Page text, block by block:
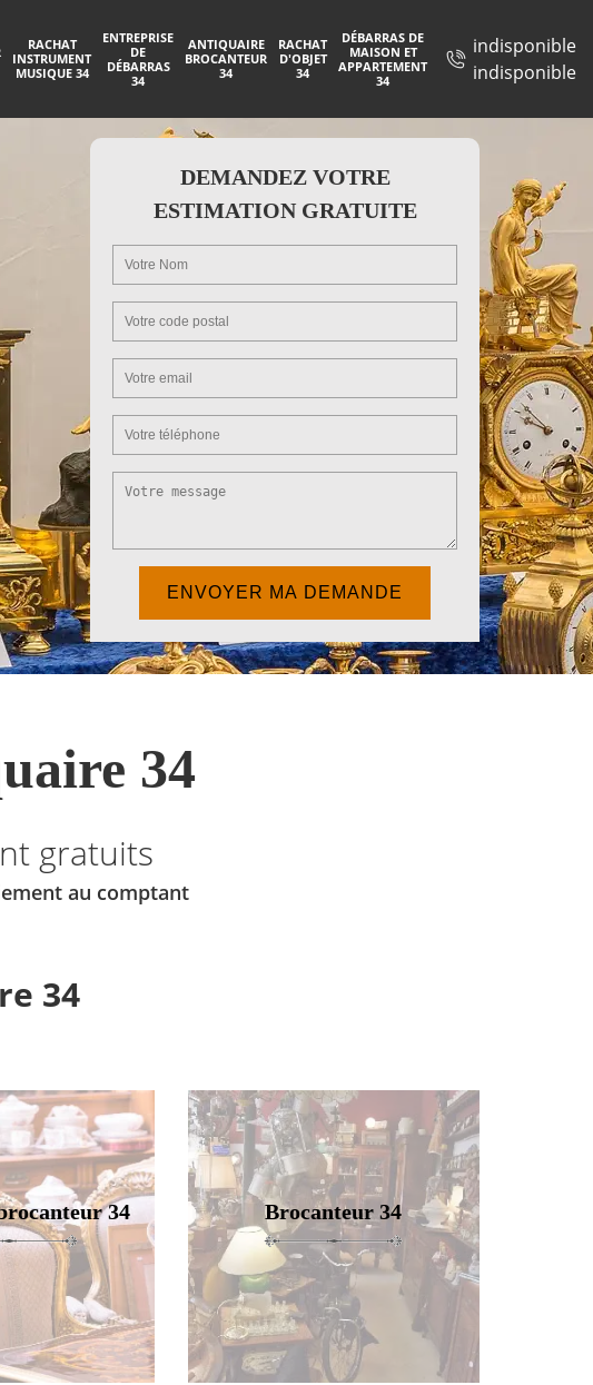
RACHAT
INSTRUMENT
MUSIQUE 34
ENTREPRISE
DE
DÉBARRAS
34
ANTIQUAIRE
BROCANTEUR
34
RACHAT
D'OBJET
34
DÉBARRAS DE
MAISON ET
APPARTEMENT
34
indisponible
indisponible
DEMANDEZ VOTRE
ESTIMATION GRATUITE
34
gratuits
au comptant
34
34 Brocanteur 34